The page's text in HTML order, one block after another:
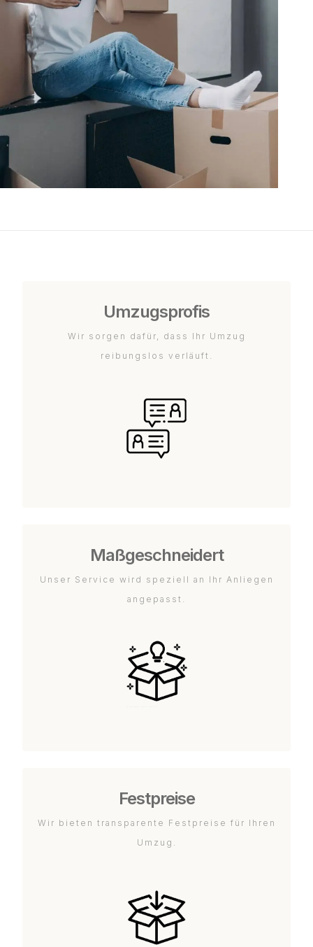
Umzugsprofis
Wir sorgen dafür, dass Ihr Umzug
reibungslos verläuft.
Maßgeschneidert
Unser Service wird speziell an Ihr Anliegen
angepasst.
Festpreise
Wir bieten transparente Festpreise für Ihren
Umzug.